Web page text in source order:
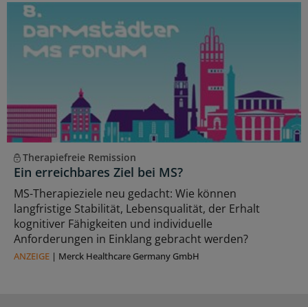
Therapiefreie Remission
Ein erreichbares Ziel bei MS?
MS-Therapieziele neu gedacht: Wie können
langfristige Stabilität, Lebensqualität, der Erhalt
kognitiver Fähigkeiten und individuelle
Anforderungen in Einklang gebracht werden?
ANZEIGE | Merck Healthcare Germany GmbH